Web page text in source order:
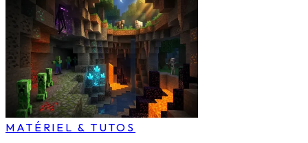
MATÉRIEL & TUTOS